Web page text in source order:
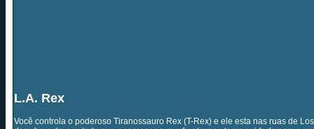
L.A. Rex
Você controla o poderoso Tiranossauro Rex (T-Rex) e ele esta nas ruas de